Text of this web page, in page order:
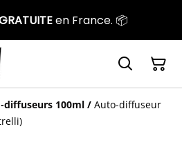
en France. 📦
diffuseurs 100ml / Auto-diffuseur